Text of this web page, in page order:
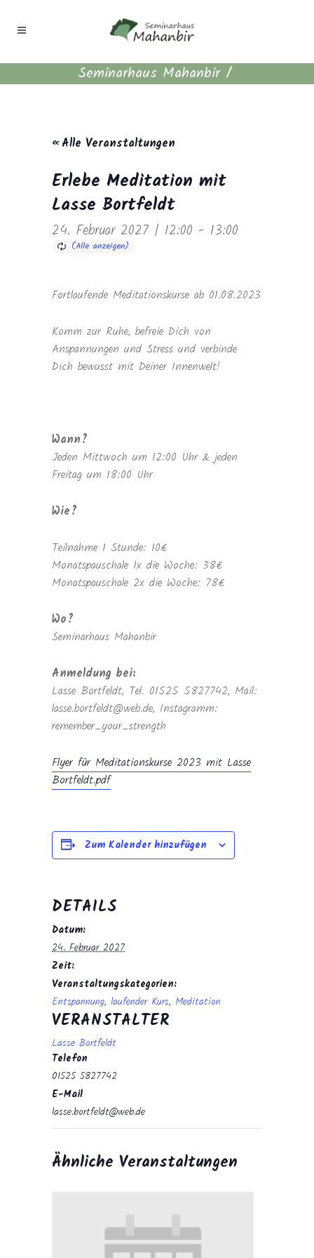
Seminarhaus Mahanbir/
« Alle Veranstaltungen
Erlebe Meditation mit
Lasse Bortfeldt
24. Februar 2027 | 12:00 - 13:00
Fortlaufende Meditationskurse ab 01.08.2023
Komm zur Ruhe, befreie Dich von
Anspannungen und Stress und verbinde
Dich bewusst mit Deiner Innenwelt!
Wann?
Jeden Mittwoch um 12:00 Uhr & jeden
Freitag um 18:00 Uhr
Wie?
Teilnahme 1 Stunde: 10€
Monatspauschale 1x die Woche: 38€
Monatspauschale 2x die Woche: 78€
Wo?
Seminarhaus Mahanbir
Anmeldung bei:
Lasse Bortfeldt, Tel. 01525 5827742, Mail:
lasse.bortfeldt@web.de, Instagramm:
remember_your_strength
Flyer für Meditationskurse 2023 mit Lasse
Bortfeldt.pdf
Zum Kalender hinzufügen
DETAILS
Datum:
24. Februar 2027
Zeit:
Veranstaltungskategorien:
Entspannung, laufender Kurs, Meditation
VERANSTALTER
Lasse Bortfeldt
Telefon
01525 5827742
E-Mail
lasse.bortfeldt@web.de
Ähnliche Veranstaltungen